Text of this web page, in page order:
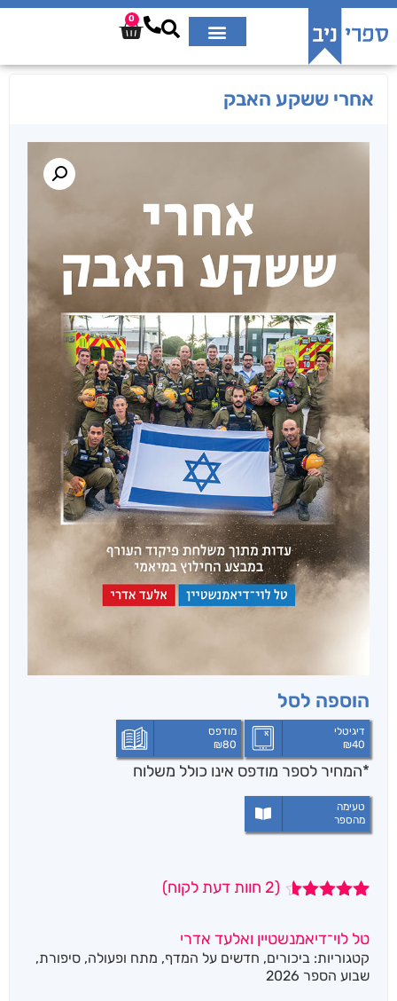
0
אחרי ששקע האבק
הוספה לסל
דיגיטלי
₪40
מודפס
₪80
*המחיר לספר מודפס אינו כולל משלוח
טעימה
מהספר
5 מבוסס
עלדירוגים
של לקוחות
(
2 חוות דעת לקוח)
טל לוי־דיאמנשטיין ואלעד אדרי
קטגוריות: ביכורים, חדשים על המדף, מתח ופעולה, סיפורת,
שבוע הספר 2026